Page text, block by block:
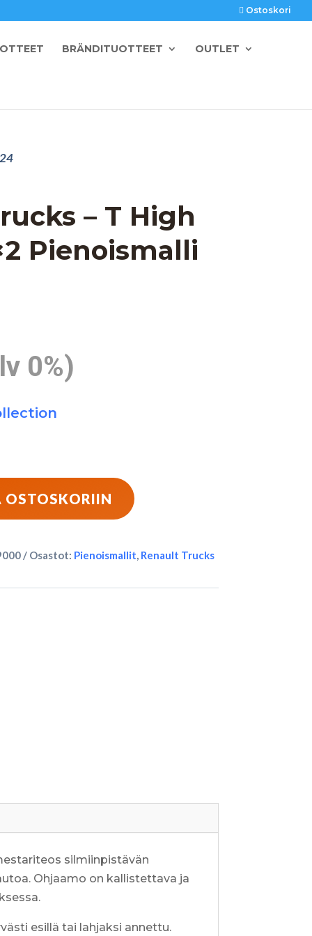
Ostoskori
BRÄNDITUOTTEET OUTLET
– T High
Pienoismalli
0%)
OSTOSKORIIN
Osastot: Pienoismallit, Renault Trucks
silmiinpistävän
Ohjaamo on kallistettava ja
esillä tai lahjaksi annettu.